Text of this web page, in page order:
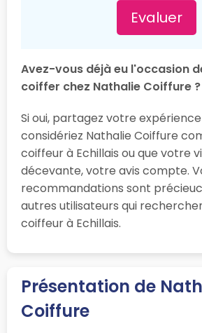
Evaluer
Avez-vous déjà eu l'occasion
coiffer chez Nathalie Coiffure ?
Si oui, partagez votre
considériez Nathalie Coiffure
coiffeur à Echillais ou que votre
décevante, votre avis compte.
recommandations sont
autres utilisateurs qui
coiffeur à Echillais.
Présentation de
Coiffure